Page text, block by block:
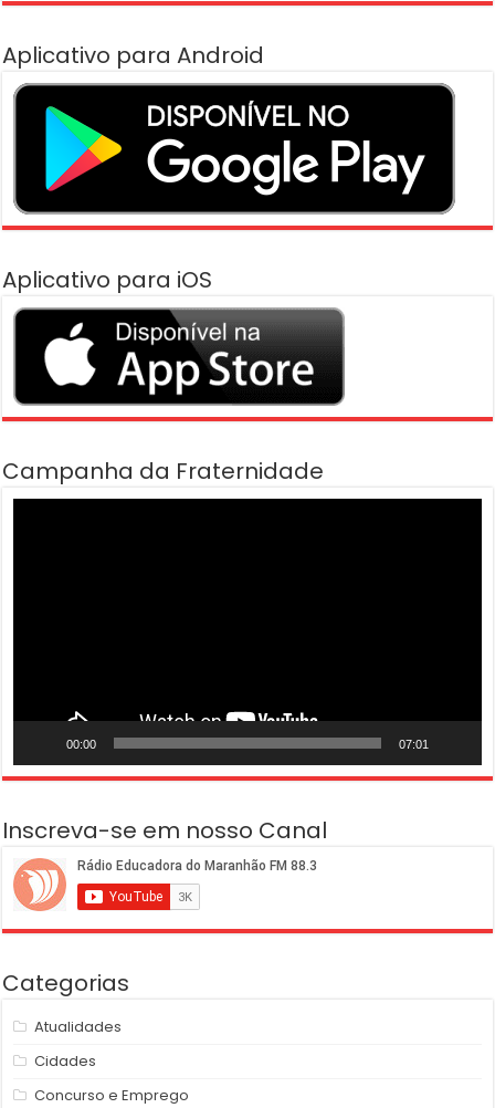
Aplicativo para Android
Aplicativo para iOS
Campanha da Fraternidade
00:00 07:01
Inscreva-se em nosso Canal
Categorias
Atualidades
Cidades
Concurso e Emprego